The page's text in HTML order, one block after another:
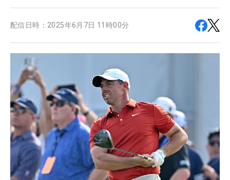
配信日時： 2025年6月7日 11時00分